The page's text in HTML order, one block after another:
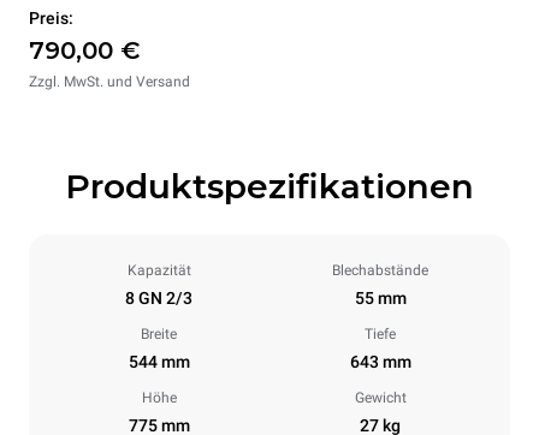
Preis:
790,00 €
Zzgl. MwSt. und Versand
Produktspezifikationen
Kapazität
8 GN 2/3
Blechabstände
55 mm
Breite
544 mm
Tiefe
643 mm
Höhe
775 mm
Gewicht
27 kg